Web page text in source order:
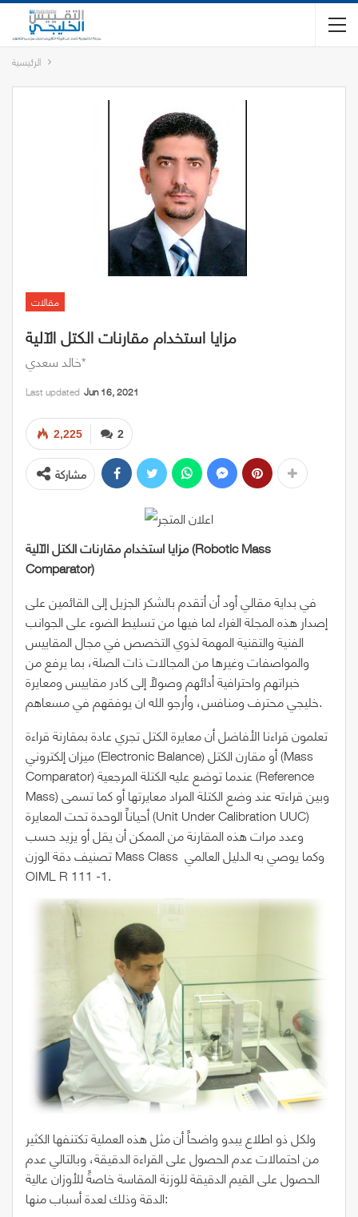
الرئيسية
مقالات
مزايا استخدام مقارنات الكتل الآلية
خالد سعدي*
Last updated Jun 16, 2021
2
2,225
مشاركة
مزايا استخدام مقارنات الكتل الآلية(Robotic Mass
Comparator)
في بداية مقالي أود أن أتقدم بالشكر الجزيل إلى القائمين على
إصدار هذه المجلة الغراء لما فيها من تسليط الضوء على الجوانب
الفنية والتقنية المهمة لذوي التخصص في مجال المقاييس
والمواصفات وغيرها من المجالات ذات الصلة، بما يرفع من
خبراتهم واحترافية أدائهم وصولاً إلى كادر مقاييس ومعايرة
خليجي محترف ومنافس، وأرجو الله ان يوفقهم في مسعاهم.
تعلمون قراءنا الأفاضل أن معايرة الكتل تجري عادة بمقارنة قراءة
ميزان إلكتروني (Electronic Balance) أو مقارن الكتل (Mass
Comparator) عندما توضع عليه الكتلة المرجعية (Reference
Mass) وبين قراءته عند وضع الكتلة المراد معايرتها أو كما تسمى
أحياناً الوحدة تحت المعايرة (Unit Under Calibration UUC)
وعدد مرات هذه المقارنة من الممكن أن يقل أو يزيد حسب
تصنيف دقة الوزن Mass Class وكما يوصي به الدليل العالمي
OIML R 111 -1.
ولكل ذو اطلاع يبدو واضحاً أن مثل هذه العملية تكتنفها الكثير
من احتمالات عدم الحصول على القراءة الدقيقة، وبالتالي عدم
الحصول على القيم الدقيقة للوزنة المقاسة خاصةً للأوزان عالية
الدقة وذلك لعدة أسباب منها: